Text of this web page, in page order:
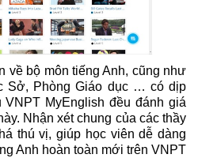
về bộ môn tiếng Anh, cũng như
Sở, Phòng Giáo dục … có dịp
MyEnglish đều đánh giá
Nhận xét chung của các thầy
thú vị, giúp học viên dễ dàng
Anh hoàn toàn mới trên VNPT